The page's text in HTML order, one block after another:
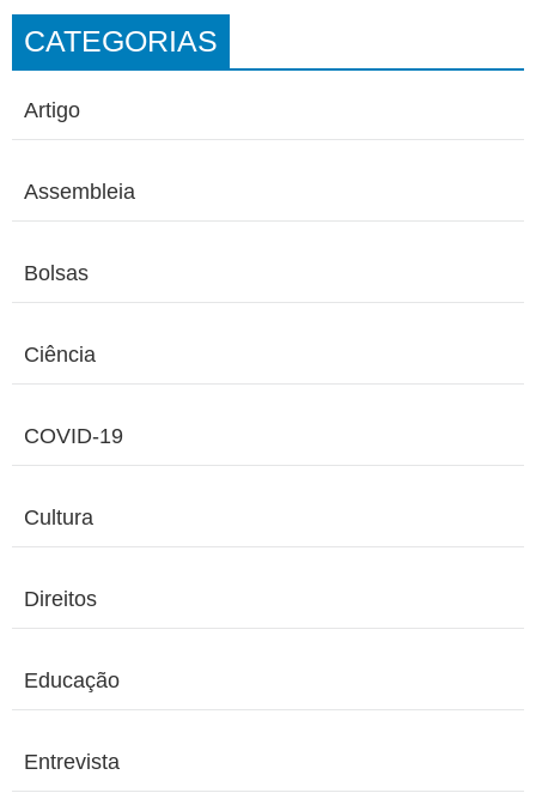
CATEGORIAS
Artigo
Assembleia
Bolsas
Ciência
COVID-19
Cultura
Direitos
Educação
Entrevista